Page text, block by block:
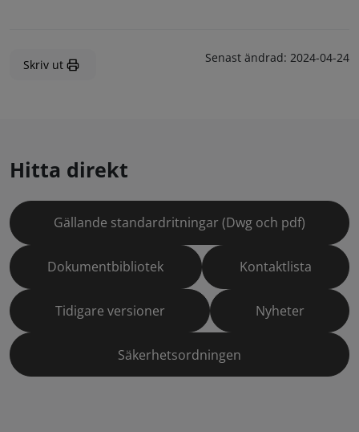
Skriv ut Senast ändrad: 2024-04-24
Hitta direkt
Gällande standardritningar (Dwg och pdf)
Dokumentbibliotek Kontaktlista
Tidigare versioner Nyheter
Säkerhetsordningen